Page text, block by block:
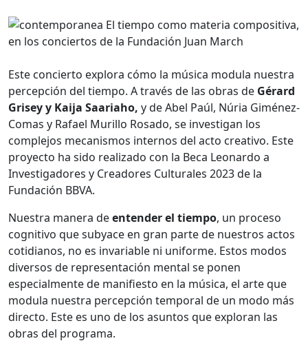
Este concierto explora cómo la música modula nuestra
percepción del tiempo. A través de las obras de Gérard
Grisey y Kaija Saariaho, y de Abel Paúl, Núria Giménez-
Comas y Rafael Murillo Rosado, se investigan los
complejos mecanismos internos del acto creativo. Este
proyecto ha sido realizado con la Beca Leonardo a
Investigadores y Creadores Culturales 2023 de la
Fundación BBVA.
Nuestra manera deentender el tiempo, un proceso
cognitivo que subyace en gran parte de nuestros actos
cotidianos, no es invariable ni uniforme. Estos modos
diversos de representación mental se ponen
especialmente de manifiesto en la música, el arte que
modula nuestra percepción temporal de un modo más
directo. Este es uno de los asuntos que exploran las
obras del programa.